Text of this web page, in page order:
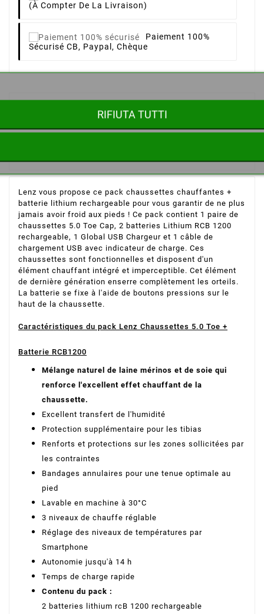
(à Compter De La Livraison)
Paiement 100%
Sécurisé CB, Paypal, Chèque
Descrizione
Lenz vous propose ce pack chaussettes chauffantes +
batterie lithium rechargeable pour vous garantir de ne plus
jamais avoir froid aux pieds ! Ce pack contient 1 paire de
chaussettes 5.0 Toe Cap, 2 batteries Lithium RCB 1200
rechargeable, 1 Global USB Chargeur et 1 câble de
chargement USB avec indicateur de charge. Ces
chaussettes sont fonctionnelles et disposent d'un
élément chauffant intégré et imperceptible. Cet élément
de dernière génération enserre complètement les orteils.
La batterie se fixe à l'aide de boutons pressions sur le
haut de la chaussette.
Caractéristiques du pack Lenz Chaussettes 5.0 Toe +
Batterie RCB1200
Mélange naturel de laine mérinos et de soie qui
renforce l'excellent effet chauffant de la
chaussette.
Excellent transfert de l'humidité
Protection supplémentaire pour les tibias
Renforts et protections sur les zones sollicitées par
les contraintes
Bandages annulaires pour une tenue optimale au
pied
Lavable en machine à 30°C
3 niveaux de chauffe réglable
Réglage des niveaux de températures par
Smartphone
Autonomie jusqu'à 14 h
Temps de charge rapide
Contenu du pack :
2 batteries lithium rcB 1200 rechargeable
RIFIUTA TUTTI